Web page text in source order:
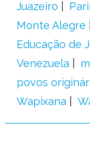
Juazeiro
Monte Alegre
Educação de
Venezuela
povos
Wapixana